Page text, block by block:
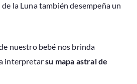
la Luna también desempeña un
nuestro bebé nos brinda
interpretarsu mapa astral de